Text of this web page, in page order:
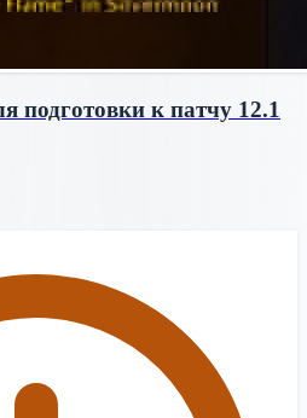
подготовки к патчу 12.1